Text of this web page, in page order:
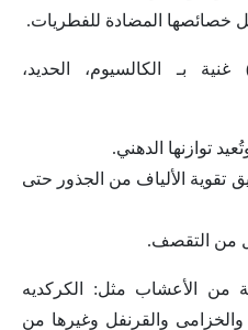
المضادة للفطريات.
بـ الكالسيوم، الحديد،
توازنها الدهني.
تقوية الألياف من الجذور حتى
من التقصف.
من الأعشاب مثل: الكركديه
والخزامى والقرنفل وغيرها من